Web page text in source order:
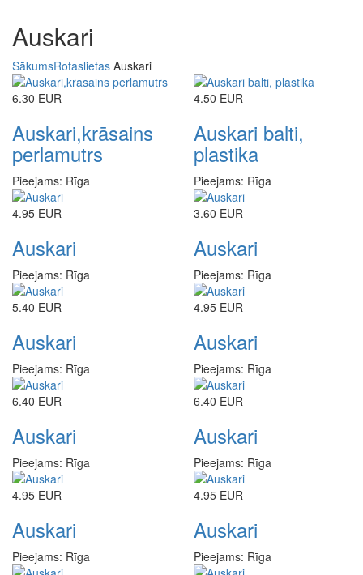
Auskari
SākumsRotaslietas Auskari
6.30 EUR
Auskari,krāsains
perlamutrs
Pieejams: Rīga
4.50 EUR
Auskari balti,
plastika
Pieejams: Rīga
4.95 EUR
Auskari
Pieejams: Rīga
3.60 EUR
Auskari
Pieejams: Rīga
5.40 EUR
Auskari
Pieejams: Rīga
4.95 EUR
Auskari
Pieejams: Rīga
6.40 EUR
Auskari
Pieejams: Rīga
6.40 EUR
Auskari
Pieejams: Rīga
4.95 EUR
Auskari
Pieejams: Rīga
4.95 EUR
Auskari
Pieejams: Rīga